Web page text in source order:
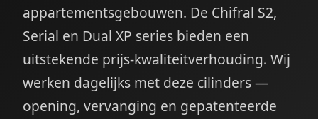
appartementsgebouwen. De Chifral S2,
Serial en Dual XP series bieden een
uitstekende prijs-kwaliteitverhouding. Wij
werken dagelijks met deze cilinders —
opening, vervanging en gepatenteerde